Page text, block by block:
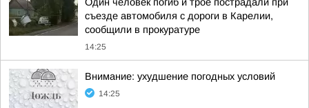
съезде автомобиля с дороги в Карелии,
сообщили в прокуратуре
14:25
Внимание: ухудшение погодных условий
14:25